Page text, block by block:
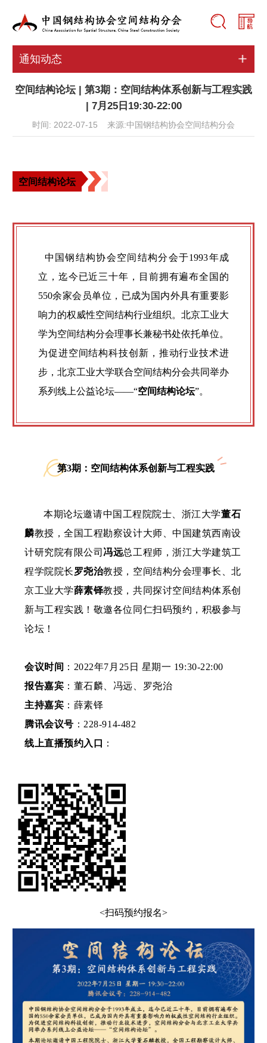
通知动态
空间结构论坛 | 第3期：空间结构体系创新与工程实践
| 7月25日19:30-22:00
时间: 2022-07-15 来源:中国钢结构协会空间结构分会
空间结构论坛
中国钢结构协会空间结构分会于1993年成
立，迄今已近三十年，目前拥有遍布全国的
550余家会员单位，已成为国内外具有重要影
响力的权威性空间结构行业组织。北京工业大
学为空间结构分会理事长兼秘书处依托单位。
为促进空间结构科技创新，推动行业技术进
步，北京工业大学联合空间结构分会共同举办
系列线上公益论坛——“空间结构论坛”。
第3期：空间结构体系创新与工程实践
本期论坛邀请中国工程院院士、浙江大学董石
麟教授，全国工程勘察设计大师、中国建筑西南设
计研究院有限公司 冯远总工程师，浙江大学建筑工
程学院院长罗尧治教授，空间结构分会理事长、北
京工业大学薛素铎教授，共同探讨空间结构体系创
新与工程实践！敬邀各位同仁扫码预约，积极参与
论坛！
会议时间 ：2022年7月25日 星期一 19:30-22:00
报告嘉宾 ：董石麟、冯远、罗尧治
主持嘉宾 ：薛素铎
腾讯会议号 ： 228-914-482
线上直播预约入口
：
<扫码预约报名>